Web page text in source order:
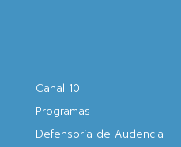
Canal 10
Programas
Defensoría de Audencia